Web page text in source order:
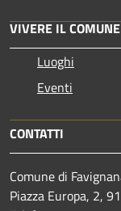
VIVERE IL COMUNE
Luoghi
Eventi
CONTATTI
Comune di
Piazza Europa, 2,